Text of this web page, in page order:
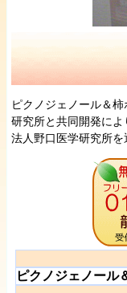
ピクノジェノール＆
研究所と共同開発に
法人野口医学研究所を
ピクノジェノール